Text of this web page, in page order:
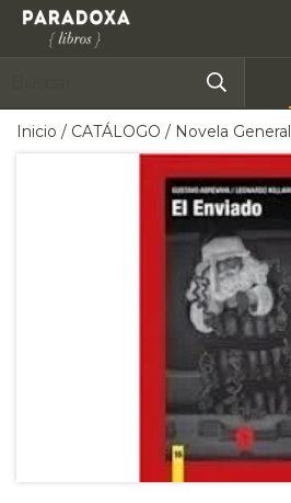
Inicio / CATÁLOGO / Novela General